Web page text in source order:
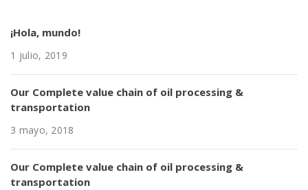
¡Hola, mundo!
1 julio, 2019
Our Complete value chain of oil processing &
transportation
3 mayo, 2018
Our Complete value chain of oil processing &
transportation